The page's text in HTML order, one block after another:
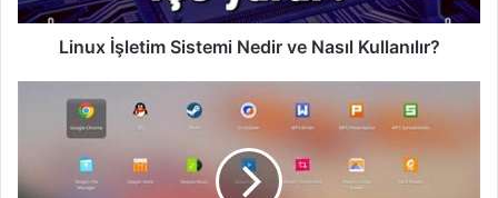
Linux İşletim Sistemi Nedir ve Nasıl Kullanılır?
Hizmetleri:
İyi